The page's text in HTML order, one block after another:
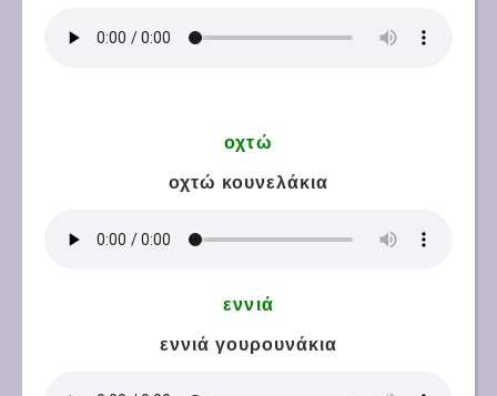
οχτώ
οχτώ κουνελάκια
εννιά
εννιά γουρουνάκια